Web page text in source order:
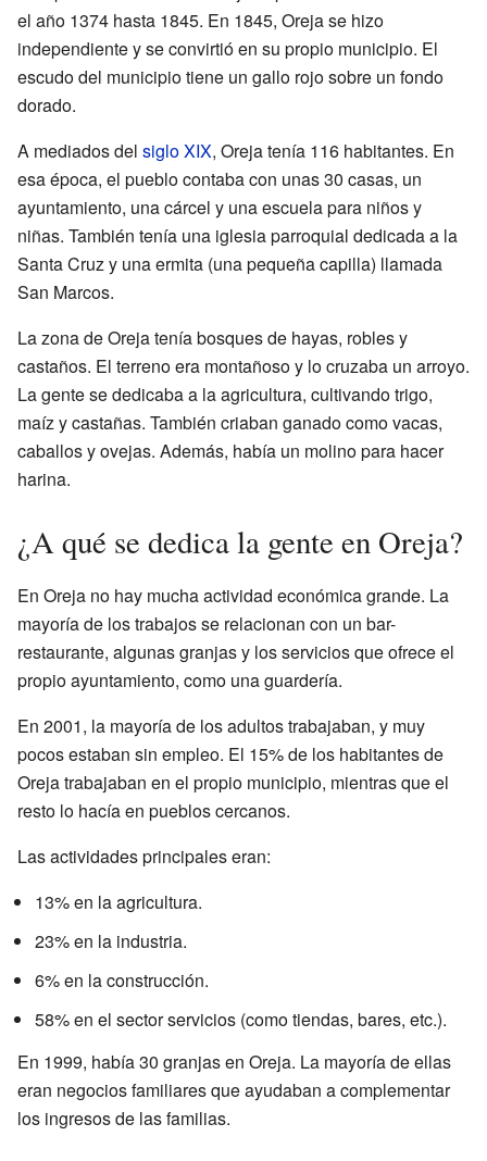
el año 1374 hasta 1845. En 1845, Oreja se hizo
independiente y se convirtió en su propio municipio. El
escudo del municipio tiene un gallo rojo sobre un fondo
dorado.
A mediados del siglo XIX, Oreja tenía 116 habitantes. En
esa época, el pueblo contaba con unas 30 casas, un
ayuntamiento, una cárcel y una escuela para niños y
niñas. También tenía una iglesia parroquial dedicada a la
Santa Cruz y una ermita (una pequeña capilla) llamada
San Marcos.
La zona de Oreja tenía bosques de hayas, robles y
castaños. El terreno era montañoso y lo cruzaba un arroyo.
La gente se dedicaba a la agricultura, cultivando trigo,
maíz y castañas. También criaban ganado como vacas,
caballos y ovejas. Además, había un molino para hacer
harina.
¿A qué se dedica la gente en Oreja?
En Oreja no hay mucha actividad económica grande. La
mayoría de los trabajos se relacionan con un bar-
restaurante, algunas granjas y los servicios que ofrece el
propio ayuntamiento, como una guardería.
En 2001, la mayoría de los adultos trabajaban, y muy
pocos estaban sin empleo. El 15% de los habitantes de
Oreja trabajaban en el propio municipio, mientras que el
resto lo hacía en pueblos cercanos.
Las actividades principales eran:
13% en la agricultura.
23% en la industria.
6% en la construcción.
58% en el sector servicios (como tiendas, bares, etc.).
En 1999, había 30 granjas en Oreja. La mayoría de ellas
eran negocios familiares que ayudaban a complementar
los ingresos de las familias.